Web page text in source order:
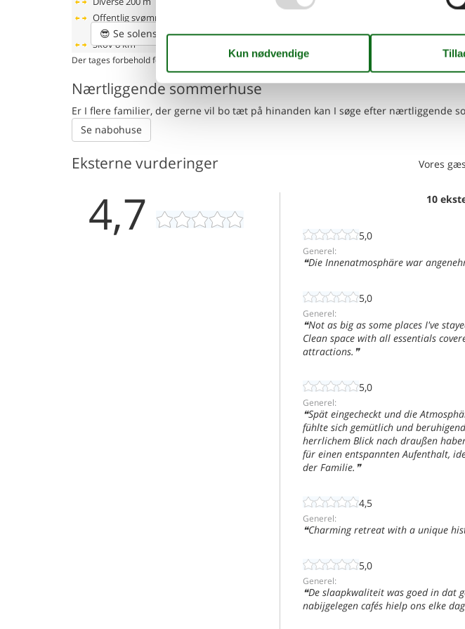
Offentlig svømmehal
km
Skov8 km
😎 Se solens bane
Der tages forbehold for evt. fejlplacering. Husadressen fremgår af lejebeviset.
Nærtliggende sommerhuse
Er I flere familier, der gerne vil bo tæt på hinanden kan I søge efter nærtliggende
Se nabohuse
Eksterne vurderinger Vores
4,7 10
5,0
Generel:
Die Innenatmosphäre war
5,0
Generel:
Not as big as some places I've
Clean space with all essentials
attractions.
5,0
Generel:
Spät eingecheckt und die
fühlte sich gemütlich und
herrlichem Blick nach draußen
für einen entspannten Aufenthalt,
der Familie.
4,5
Generel:
Charming retreat with a unique
5,0
Generel:
De slaapkwaliteit was goed in dat
nabijgelegen cafés hielp ons elke